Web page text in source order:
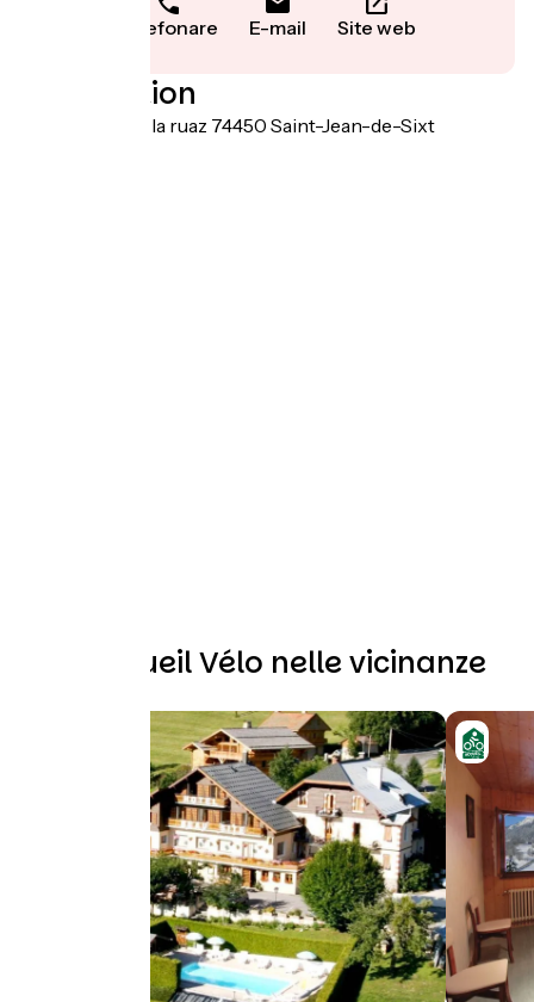
Telefonare E-mail Site web
Localisation
283 chemin de la ruaz 74450 Saint-Jean-de-Sixt
Altri Accueil Vélo nelle vicinanze